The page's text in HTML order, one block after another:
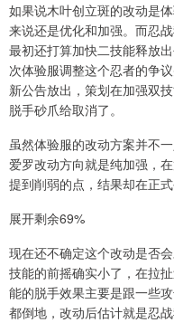
如果说木叶创立斑的改动是
来说还是优化和加强。而忍
最初还打算加快二技能释放
次体验服调整这个忍者的争
新公告放出，策划在加强双
脱手砂爪给取消了。
虽然体验服的改动方案并不
爱罗改动方向就是纯加强，
提到削弱的点，结果却在正
展开剩余69%
现在还不确定这个改动是否
技能的前摇确实小了，在拉
能的脱手效果主要是跟一些
都倒地，改动后估计就是忍